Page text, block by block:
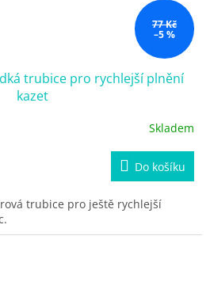
77 Kč
–5 %
trubice pro rychlejší plnění
kazet
Skladem
Do košíku
trubice pro ještě rychlejší